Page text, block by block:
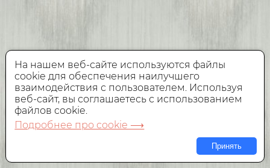
На нашем веб-сайте используются файлы
cookie для обеспечения наилучшего
взаимодействия с пользователем. Используя
веб-сайт, вы соглашаетесь с использованием
файлов cookie.
Подробнее про cookie ⟶
Принять